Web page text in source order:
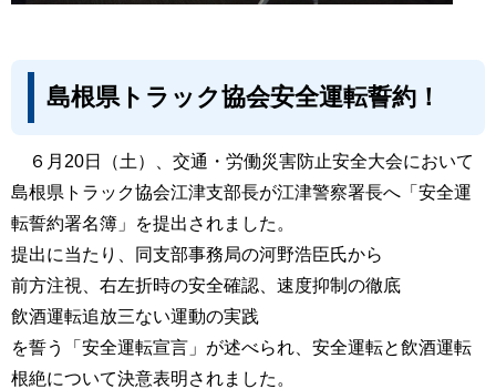
島根県トラック協会安全運転誓約！
６月20日（土）、交通・労働災害防止安全大会において
島根県トラック協会江津支部長が江津警察署長へ「安全運
転誓約署名簿」を提出されました。
提出に当たり、同支部事務局の河野浩臣氏から
前方注視、右左折時の安全確認、速度抑制の徹底
飲酒運転追放三ない運動の実践
を誓う「安全運転宣言」が述べられ、安全運転と飲酒運転
根絶について決意表明されました。